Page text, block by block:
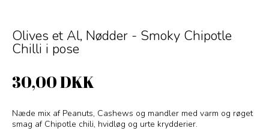
Olives et Al, Nødder - Smoky Chipotle
Chilli i pose
30,00 DKK
Næde mix af Peanuts, Cashews og mandler med varm og røget
smag af Chipotle chili, hvidløg og urte krydderier.